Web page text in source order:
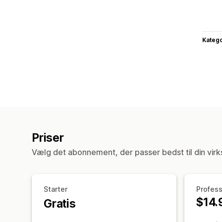
Priser
Vælg det abonnement, der passer bedst til din
Starter
Gratis